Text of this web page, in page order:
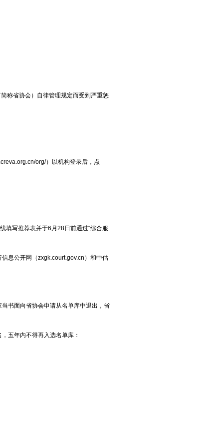
称省协会）自律管理规定而受到严重惩
org/）以机构登录后，点
填写推荐表并于6月28日前通过“综合服
息公开网（zxgk.court.gov.cn）和中估
书面向省协会申请从名单库中退出，省
五年内不得再入选名单库：